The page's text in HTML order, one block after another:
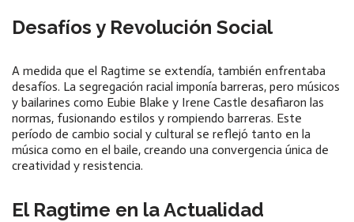
Desafíos y Revolución Social
A medida que el Ragtime se extendía, también enfrentaba
desafíos. La segregación racial imponía barreras, pero músicos
y bailarines como Eubie Blake y Irene Castle desafiaron las
normas, fusionando estilos y rompiendo barreras. Este
período de cambio social y cultural se reflejó tanto en la
música como en el baile, creando una convergencia única de
creatividad y resistencia.
El Ragtime en la Actualidad